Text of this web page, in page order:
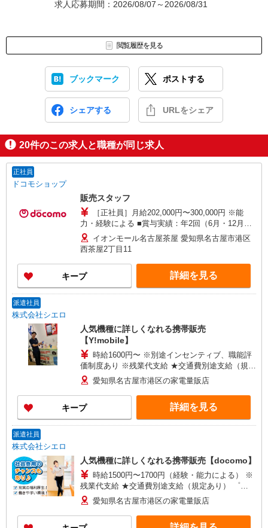
求人応募期間：2026/08/07～2026/08/31
閲覧履歴を見る
ブックマーク ポストする
シェアする URLをシェア
20件のこの求人と職種が同じ求人
正社員
ドコモショップ
販売スタッフ
［正社員］月給202,000円〜300,000円 ※能
力・経験による ■賞与実績：年2回（6月・12月）
■試用期間有 3ヶ月（試用期間中の勤務条件：変更
無）
イオンモール名古屋茶屋 愛知県名古屋市港区
西茶屋2丁目11
キープ 詳細を見る
派遣社員
株式会社シエロ
人気機種に詳しくなれる携帯販売
【Y!mobile】
時給1600円〜 ※別途インセンティブ、職能評
価制度あり ※残業代支給 ★交通費別途支給（規定
あり） ゜+゜・。○。・゜+゜・。○。・゜+゜ 入
社祝い金10万円支給(規定有) お友達を紹介頂くと,
インセンティブ支給(規定有) ★月2回払い・週払い
可能（規程有）★ ゜・。○。・゜+゜・。○。・゜
+゜
愛知県名古屋市港区の家電量販店
キープ 詳細を見る
派遣社員
株式会社シエロ
人気機種に詳しくなれる携帯販売【docomo】
時給1500円〜1700円（経験・能力による） ※
残業代支給 ★交通費別途支給（規定あり） ゜
+゜・。○。・゜+゜・。○。・゜+゜ 入社祝い金10
万円支給(規定有) お友達を紹介頂くと, インセンテ
ィブ支給(規定有) ★月2回払い・週払い可能（規程
愛知県名古屋市港区の家電量販店